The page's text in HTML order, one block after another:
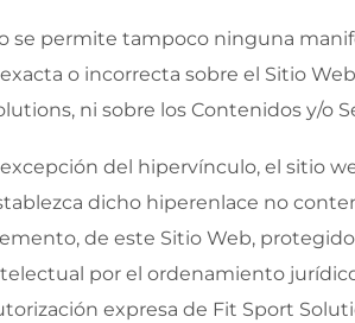
se permite tampoco ninguna
o incorrecta sobre el Sitio
, ni sobre los Contenidos y/o
del hipervínculo, el sitio
dicho hiperenlace no
de este Sitio Web,
por el ordenamiento
expresa de Fit Sport